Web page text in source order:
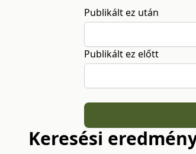
Publikált ez után
Publikált ez előtt
Keresési